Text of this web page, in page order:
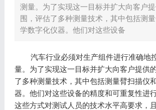
测量。为了实现这一目标并扩大向客户
围，评估了多种测量技术，其中包括测
学数字化仪器。他们对这些设备
汽车行业必须对生产组件进行准确地
量。为了实现这一目标并扩大向客户提供
了多种测量技术，其中包括测量臂扫描仪
器。他们对这些设备的精度和可重复性进
这些方式对测试人员的技术水平高要求，且